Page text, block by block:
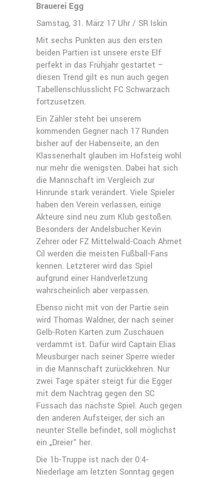
Brauerei Egg
Samstag, 31. März 17 Uhr / SR Iskin
Mit sechs Punkten aus den ersten
beiden Partien ist unsere erste Elf
perfekt in das Frühjahr gestartet –
diesen Trend gilt es nun auch gegen
Tabellenschlusslicht FC Schwarzach
fortzusetzen.
Ein Zähler steht bei unserem
kommenden Gegner nach 17 Runden
bisher auf der Habenseite, an den
Klassenerhalt glauben im Hofsteig wohl
nur mehr die wenigsten. Dabei hat sich
die Mannschaft im Vergleich zur
Hinrunde stark verändert. Viele Spieler
haben den Verein verlassen, einige
Akteure sind neu zum Klub gestoßen.
Besonders der Andelsbucher Kevin
Zehrer oder FZ Mittelwald-Coach Ahmet
Cil werden die meisten Fußball-Fans
kennen. Letzterer wird das Spiel
aufgrund einer Handverletzung
wahrscheinlich aber verpassen.
Ebenso nicht mit von der Partie sein
wird Thomas Waldner, der nach seiner
Gelb-Roten Karten zum Zuschauen
verdammt ist. Dafür wird Captain Elias
Meusburger nach seiner Sperre wieder
in die Mannschaft zurückkehren. Nur
zwei Tage später steigt für die Egger
mit dem Nachtrag gegen den SC
Fussach das nächste Spiel. Auch gegen
den anderen Aufsteiger, der sich an
neunter Stelle befindet, soll möglichst
ein „Dreier“ her.
Die 1b-Truppe ist nach der 0:4-
Niederlage am letzten Sonntag gegen